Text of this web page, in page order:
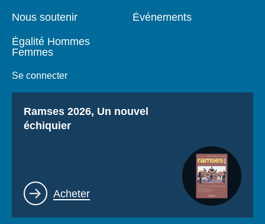
Nous soutenir
Égalité Hommes
Femmes
Se connecter
Événements
Titre
Ramses 2026, Un nouvel
échiquier
Lien
Acheter